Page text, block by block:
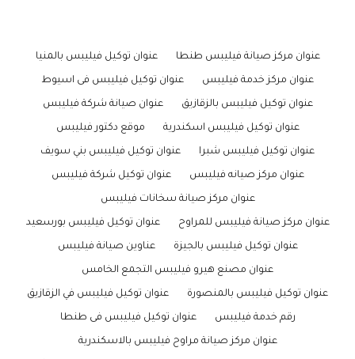
عنوان مركز صيانة فيليبس طنطا عنوان توكيل فيليبس بالمنيا
عنوان مركز خدمة فيليبس عنوان توكيل فيليبس فى اسيوط
عنوان توكيل فيليبس بالزقازيق عنوان صيانة شركة فيليبس
عنوان توكيل فيليبس اسكندرية موقع دكتور فيليبس
عنوان توكيل فيليبس شبرا عنوان توكيل فيليبس بني سويف
عنوان مركز صيانه فيليبس عنوان توكيل شركة فيليبس
عنوان مركز صيانة سخانات فيليبس
عنوان مركز صيانة فيليبس للمراوح عنوان توكيل فيليبس بورسعيد
عنوان توكيل فيليبس بالجيزة عناوين صيانة فيليبس
عنوان مصنع هيرو فيليبس التجمع الخامس
عنوان توكيل فيليبس بالمنصورة عنوان توكيل فيليبس في الزقازيق
رقم خدمة فيليبس عنوان توكيل فيليبس فى طنطا
عنوان مركز صيانة مراوح فيليبس بالاسكندرية